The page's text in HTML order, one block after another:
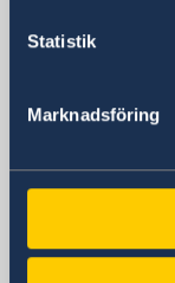
Statistik
Marknadsföring
Sveriges
Besöksadress
3011 Bern
Postadress
Postfach